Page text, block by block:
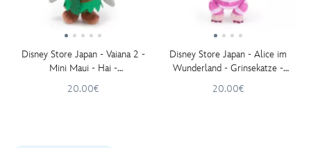
Disney Store Japan - Vaiana 2 -
Mini Maui - Hai -
Kuscheltier - 14 cm
20.00€
Disney Store Japan - Alice im
Wunderland - Grinsekatze -
16 cm
20.00€